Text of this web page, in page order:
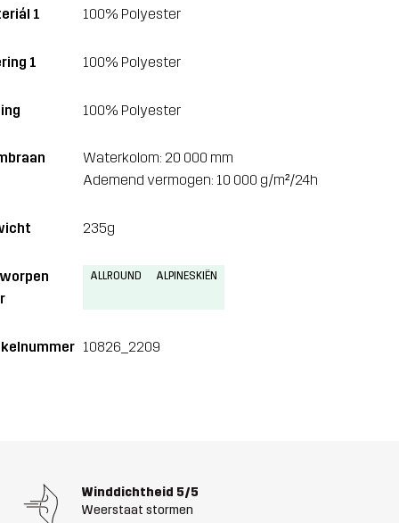
1 100% Polyester
1 100% Polyester
100% Polyester
Waterkolom: 20 000 mm
Ademend vermogen: 10 000 g/m²/24h
235g
ALLROUND ALPINESKIËN
10826_2209
Winddichtheid 5/5
Weerstaat stormen